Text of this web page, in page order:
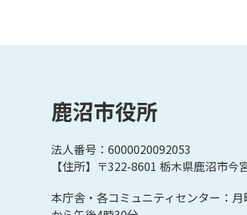
鹿沼市役所
法人番号：6000020092053
【住所】〒322-8601 栃木県鹿沼市今
本庁舎・各コミュニティセンター：